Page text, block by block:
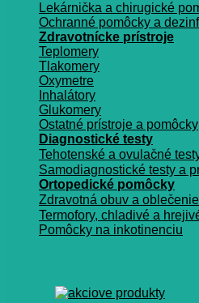
Lekárnička a chirugické
Ochranné pomôcky a
Zdravotnícke prístroje
Teplomery
Tlakomery
Oxymetre
Inhalátory
Glukomery
Ostatné prístroje a pomôcky
Diagnostické testy
Tehotenské a ovulačné
Samodiagnostické testy a
Ortopedické pomôcky
Zdravotná obuv a oblečenie
Termofory, chladivé a
Pomôcky na inkotinenciu